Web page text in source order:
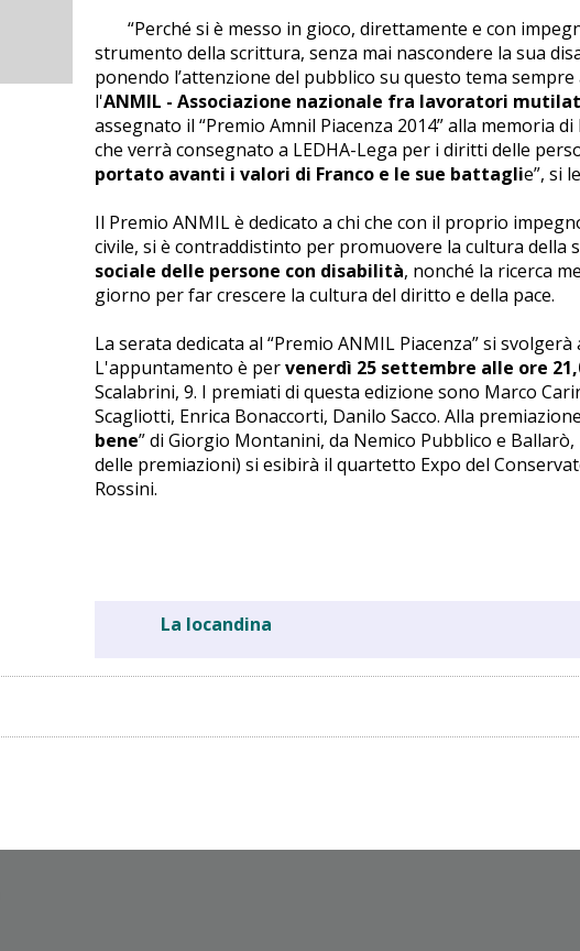
“Perché si è messo in gioco, direttamente e con
strumento della scrittura, senza mai nascondere la sua
ponendo l’attenzione del pubblico su questo tema
l'ANMIL - Associazione nazionale fra lavoratori
assegnato il “Premio Amnil Piacenza 2014” alla memoria
che verrà consegnato a LEDHA-Lega per i diritti delle
portato avanti i valori di Franco e le sue battaglie”, si
Il Premio ANMIL è dedicato a chi che con il proprio
civile, si è contraddistinto per promuovere la cultura della
sociale delle persone con disabilità, nonché la ricerca
giorno per far crescere la cultura del diritto e della pace.
La serata dedicata al “Premio ANMIL Piacenza” si
L'appuntamento è pervenerdì 25 settembre alle ore
Scalabrini, 9. I premiati di questa edizione sono Marco
Scagliotti, Enrica Bonaccorti, Danilo Sacco. Alla
bene” di Giorgio Montanini, da Nemico Pubblico e
delle premiazioni) si esibirà il quartetto Expo del
Rossini.
La locandina